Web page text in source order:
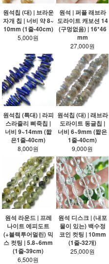
원석칩 (대) | 브라운
자개 칩 | 너비 약 8~
10mm (1줄-40cm)
5,000원
원석 | 퍼플 래브라
도라이트 캐보션 14
(구멍없음) | 16*46
mm
27,000원
원석칩 (특대) | 라피
스라줄리 삐죽칩 |
너비 9~14mm (짧
은1줄-40cm)
8,000원
원석칩 (대) | 래브라
도라이트 동글칩 |
너비 6~9mm (짧은
1줄-40cm)
9,000원
원석 라운드 | 프레
나이트 에피도트
(+블랙투어멀린) 믹
스 컷팅 | 5.8~6mm
(1줄-39cm)
6,500원
원석 디스크 | (내포
물이 있는) 백수정
코인 컷팅 | 10mm
(1줄-32개)
25,000원